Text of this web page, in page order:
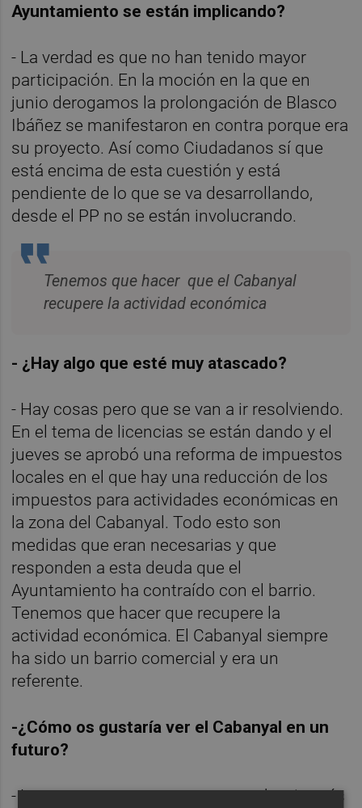
Ayuntamiento se están implicando?
- La verdad es que no han tenido mayor
participación. En la moción en la que en
junio derogamos la prolongación de Blasco
Ibáñez se manifestaron en contra porque era
su proyecto. Así como Ciudadanos sí que
está encima de esta cuestión y está
pendiente de lo que se va desarrollando,
desde el PP no se están involucrando.
Tenemos que hacer que el Cabanyal
recupere la actividad económica
- ¿Hay algo que esté muy atascado?
- Hay cosas pero que se van a ir resolviendo.
En el tema de licencias se están dando y el
jueves se aprobó una reforma de impuestos
locales en el que hay una reducción de los
impuestos para actividades económicas en
la zona del Cabanyal. Todo esto son
medidas que eran necesarias y que
responden a esta deuda que el
Ayuntamiento ha contraído con el barrio.
Tenemos que hacer que recupere la
actividad económica. El Cabanyal siempre
ha sido un barrio comercial y era un
referente.
-¿Cómo os gustaría ver el Cabanyal en un
futuro?
- Lo que queremos es que sea un barrio más